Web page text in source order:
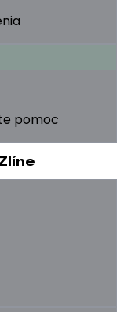
pomoc